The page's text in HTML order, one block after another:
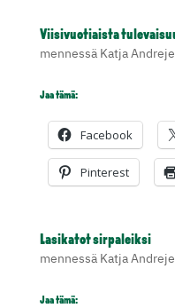
Viisivuotiaista
mennessä Katja
Jaa tämä:
Facebook
Pinterest
Lasikatot sirpaleiksi
mennessä Katja
Jaa tämä: